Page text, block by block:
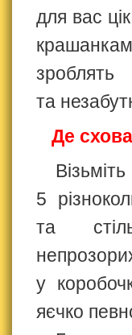
для вас
та
Де
5
та
у
яєчко